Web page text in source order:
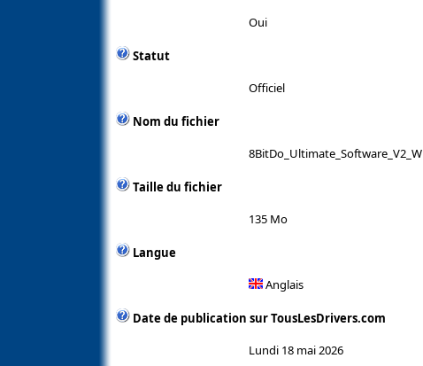
Oui
Statut
Officiel
Nom du fichier
Taille du fichier
135 Mo
Langue
Anglais
Date de publication sur TousLesDrivers.com
Lundi 18 mai 2026